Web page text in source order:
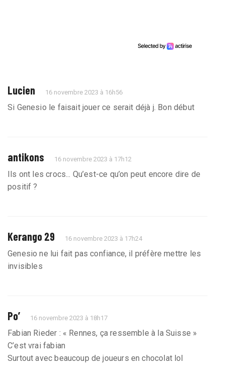
Lucien 16 novembre 2023 à 16h56
Si Genesio le faisait jouer ce serait déjà j. Bon début
antikons 16 novembre 2023 à 17h12
Ils ont les crocs... Qu’est-ce qu’on peut encore dire de
positif ?
Kerango 29 16 novembre 2023 à 17h24
Genesio ne lui fait pas confiance, il préfère mettre les
invisibles
Po’ 16 novembre 2023 à 18h17
Fabian Rieder : « Rennes, ça ressemble à la Suisse »
C’est vrai fabian
Surtout avec beaucoup de joueurs en chocolat lol